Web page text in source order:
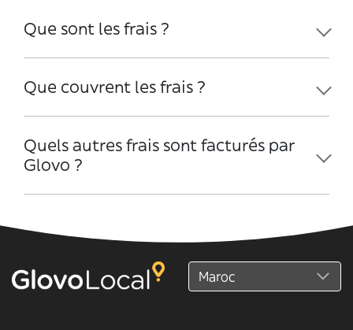
Que sont les frais ?
Que couvrent les frais ?
Quels autres frais sont facturés par
Glovo ?